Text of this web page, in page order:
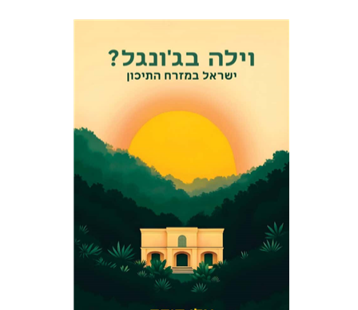
אלי פודה
הנחת אתר ספר מודפס
$46
$41